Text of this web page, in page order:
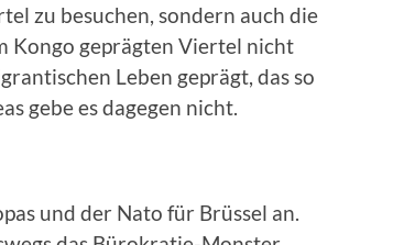
zu besuchen, sondern auch die
Kongo geprägten Viertel nicht
Leben geprägt, das so
gebe es dagegen nicht.
und der Nato für Brüssel an.